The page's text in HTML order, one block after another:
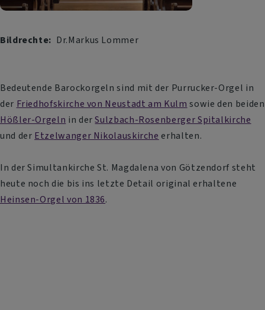
Bildrechte Dr.Markus Lommer
Bedeutende Barockorgeln sind mit der Purrucker-Orgel in
der Friedhofskirche von Neustadt am Kulm sowie den beiden
Hößler-Orgeln in derSulzbach-Rosenberger Spitalkirche
und der Etzelwanger Nikolauskirche erhalten.
In der Simultankirche St. Magdalena von Götzendorf steht
heute noch die bis ins letzte Detail original erhaltene
Heinsen-Orgel von 1836.